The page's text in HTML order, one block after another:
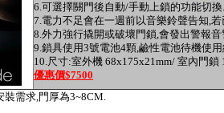
6.可選擇關門後自動/手動上鎖的功能切換.
7.電力不足會在一週前以音樂鈴聲告知,
8.外力強行撬開或破壞門鎖,會發出警報音
9.鎖具使用3號電池4顆,鹼性電池待機使
10.尺寸:室外機 68x175x21mm/ 室內門鎖
優惠價$7500
裝需求,門厚為3~8CM.